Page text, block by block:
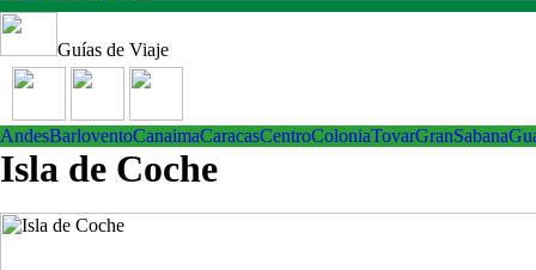
Guías de Viaje
AndesBarloventoCanaimaCaracasCentroColoniaTovarGranSabana
Isla de Coche